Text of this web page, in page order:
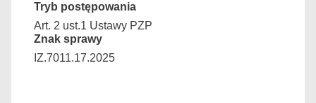
Tryb postępowania
Art. 2 ust.1 Ustawy PZP
Znak sprawy
IZ.7011.17.2025